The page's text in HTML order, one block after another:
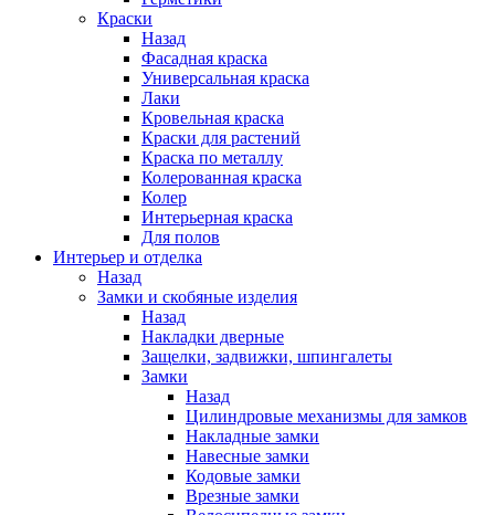
Краски
Назад
Фасадная краска
Универсальная краска
Лаки
Кровельная краска
Краски для растений
Краска по металлу
Колерованная краска
Колер
Интерьерная краска
Для полов
Интерьер и отделка
Назад
Замки и скобяные изделия
Назад
Накладки дверные
Защелки, задвижки, шпингалеты
Замки
Назад
Цилиндровые механизмы для замков
Накладные замки
Навесные замки
Кодовые замки
Врезные замки